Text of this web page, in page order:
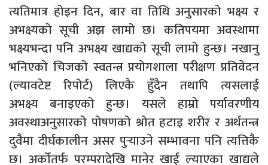
त्यतिमात्र होइन दिन, बार वा तिथि अनुसारको भक्ष्य र
अभक्ष्यको सूची अझ लामो छ। कतिपयमा अवस्थामा
भक्ष्यभन्दा पनि अभक्ष्य खाद्यको सूची लामो हुन्छ। नखानु
भनिएको चिजको स्वतन्त्र प्रयोगशाला परीक्षण प्रतिवेदन
(ल्यावटेष्ट रिपोर्ट) लिएकै हुँदैन तथापि त्यसलाई
अभक्ष्य बनाइएको हुन्छ। यसले हाम्रो पर्यावरणीय
अवस्थाअनुसारको पोषणको श्रोत हटाइ शरीर र अर्थतन्त्र
दुवैमा दीर्घकालीन असर पुर्‍याउने सम्भावना पनि त्यत्तिकै
छ। अर्कोतर्फ परम्परादेखि मानेर खाई ल्याएका खाद्यले